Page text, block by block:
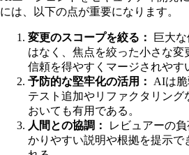
には、以下の点が重要になります。
変更のスコープを絞る：
巨大
はなく、焦点を絞った小さな
信頼を得やすくマージされやす
予防的な堅牢化の活用：
AIは脆
テスト追加やリファクタリング
おいても有用である。
人間との協調：
レビュアーの
かりやすい説明や根拠を提示で